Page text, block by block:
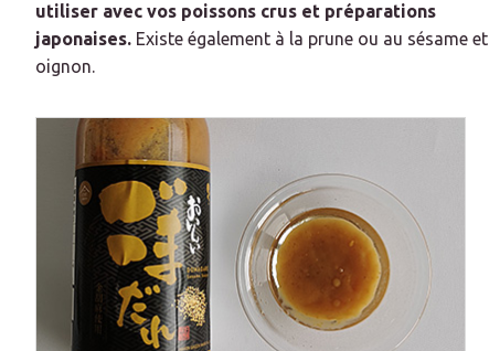
utiliser avec vos poissons crus et préparations
japonaises. Existe également à la prune ou au sésame et
oignon.